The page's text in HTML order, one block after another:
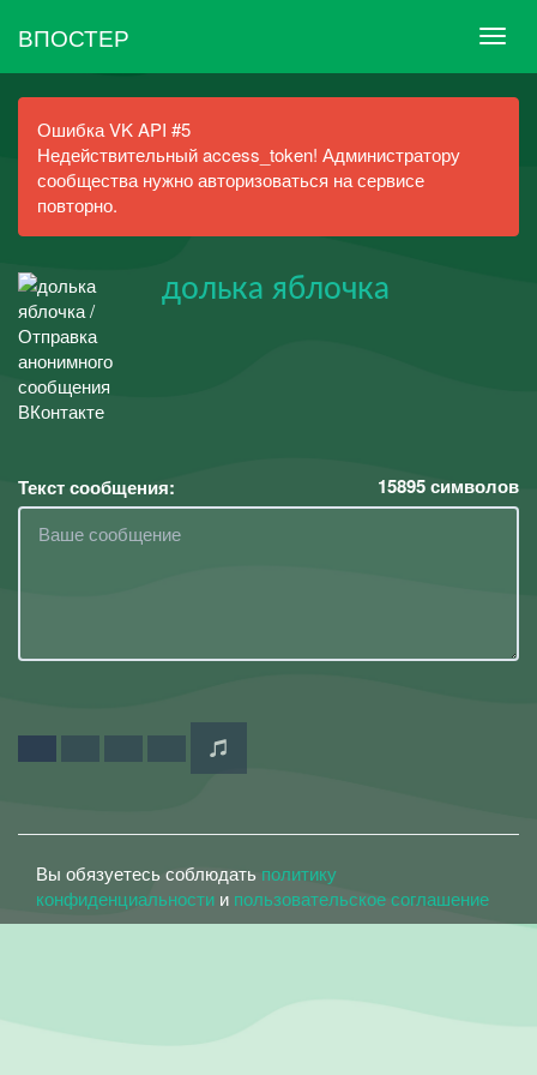
ВПОСТЕР
Ошибка VK API #5
Недействительный access_token! Администратору
сообщества нужно авторизоваться на сервисе
повторно.
долька яблочка
Текст сообщения: 15895символов
Вы обязуетесь соблюдать политику
конфиденциальности и пользовательское соглашение